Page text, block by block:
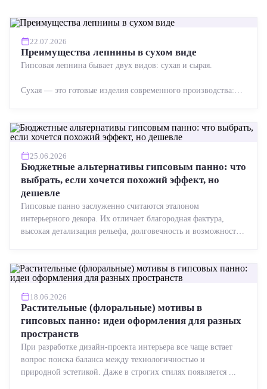
22.07.2026
Преимущества лепнины в сухом виде
Гипсовая лепнина бывает двух видов: сухая и сырая.
Сухая — это готовые изделия современного производства:
25.06.2026
Бюджетные альтернативы гипсовым панно: что
выбрать, если хочется похожий эффект, но
дешевле
Гипсовые панно заслуженно считаются эталоном
интерьерного декора. Их отличает благородная фактура,
высокая детализация рельефа, долговечность и возможность
18.06.2026
Растительные (флоральные) мотивы в
гипсовых панно: идеи оформления для разных
пространств
При разработке дизайн-проекта интерьера все чаще встает
вопрос поиска баланса между технологичностью и
природной эстетикой. Даже в строгих стилях появляется ...